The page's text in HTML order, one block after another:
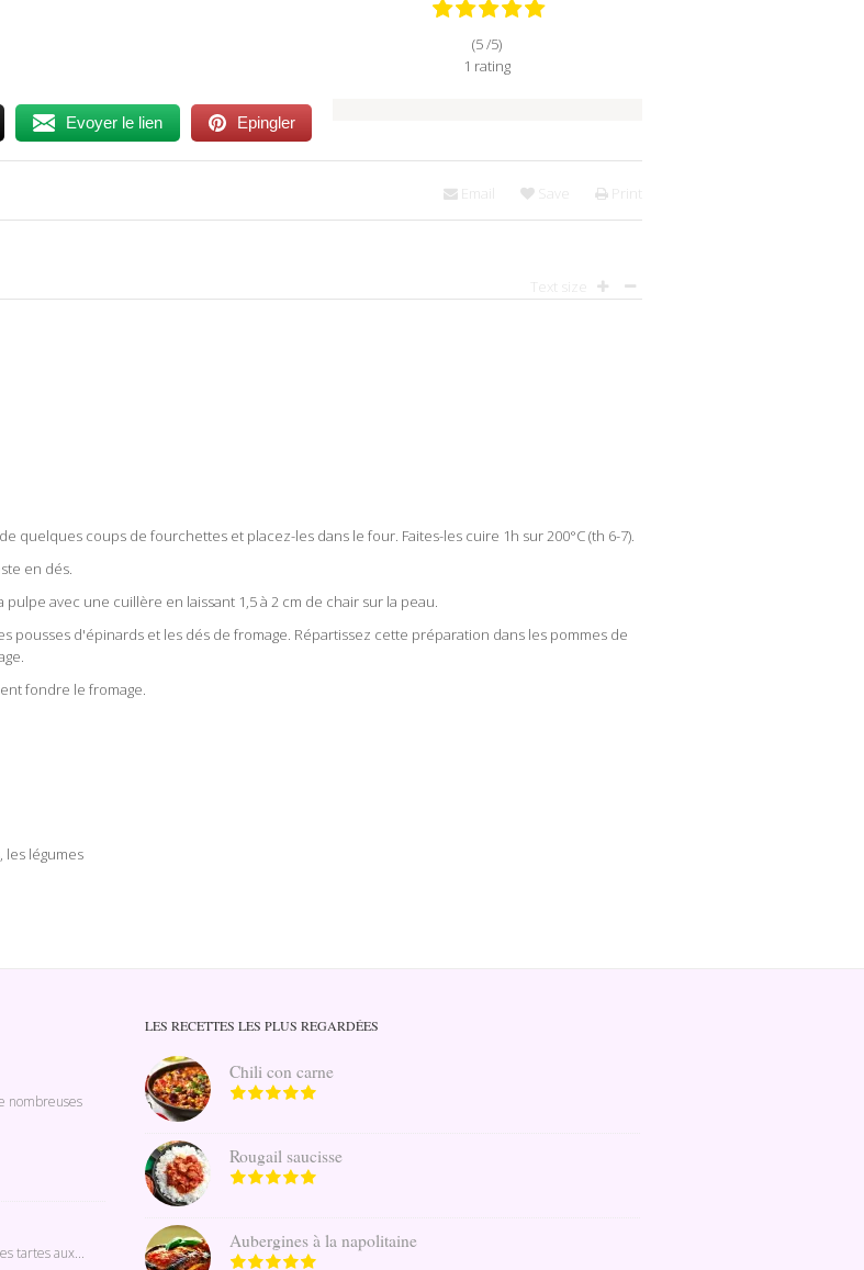
Evoyer le lien Epingler
(5 /5)
1 rating
Email Save Print
Text size
quelques coups de fourchettes et placez-les dans le four. Faites-les cuire 1h sur 200°C (th 6-7).
en dés.
avec une cuillère en laissant 1,5 à 2 cm de chair sur la peau.
pousses d'épinards et les dés de fromage. Répartissez cette préparation dans les pommes de
fondre le fromage.
les légumes
nombreuses
tartes aux...
LES RECETTES LES PLUS REGARDÉES
Chili con carne
Rougail saucisse
Aubergines à la napolitaine